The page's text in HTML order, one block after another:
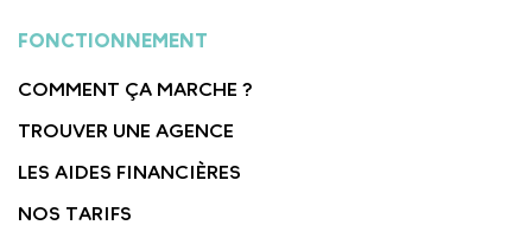
FONCTIONNEMENT
COMMENT ÇA MARCHE ?
TROUVER UNE AGENCE
LES AIDES FINANCIÈRES
NOS TARIFS